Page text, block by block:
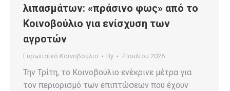
λιπασμάτων: «πράσινο φως» από το
Κοινοβούλιο για ενίσχυση των
αγροτών
Ευρωπαϊκό Κοινοβούλιο By 7 Ιουλίου 2026
Την Τρίτη, το Κοινοβούλιο ενέκρινε μέτρα για
τον περιορισμό των επιπτώσεων που έχουν